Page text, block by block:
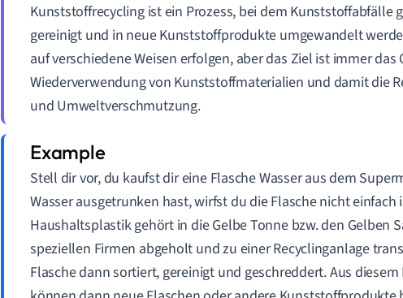
Kunststoffrecycling ist ein Prozess, bei dem Kunststoffabfälle
gereinigt und in neue Kunststoffprodukte umgewandelt
auf verschiedene Weisen erfolgen, aber das Ziel ist immer das
Wiederverwendung von Kunststoffmaterialien und damit die
und Umweltverschmutzung.
Stell dir vor, du kaufst dir eine Flasche Wasser aus dem
Wasser ausgetrunken hast, wirfst du die Flasche nicht einfach
Haushaltsplastik gehört in die Gelbe Tonne bzw. den Gelben
speziellen Firmen abgeholt und zu einer Recyclinganlage
Flasche dann sortiert, gereinigt und geschreddert. Aus